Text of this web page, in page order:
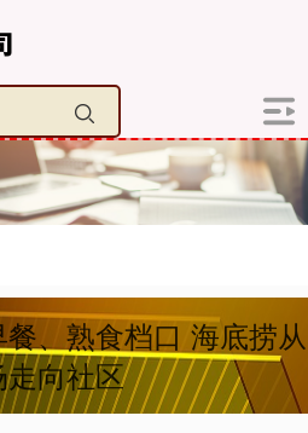
、熟食档口 海底捞从
走向社区